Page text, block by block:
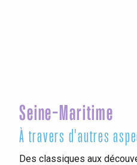
Seine-Maritime
À travers d'autres
Des classiques aux